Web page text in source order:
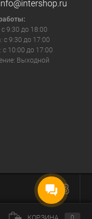
9:30 до 18:00
с 9:30 до 17:00
с 10:00 до 17:00
Выходной
КОРЗИНА 0